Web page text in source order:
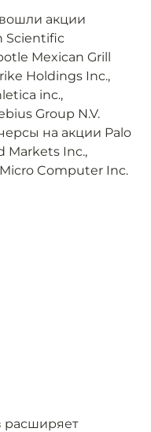
акции
Scientific
Mexican Grill
Holdings Inc.,
inc.,
Group N.V.
на акции Palo
Markets Inc.,
Computer Inc.
расширяет